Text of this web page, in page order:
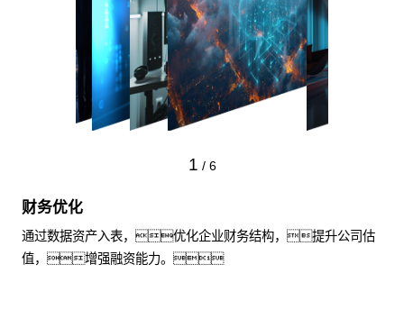
1 / 6
财务优化
通过数据资产入表，优化企业财务结构，提升公司估
值，增强融资能力。